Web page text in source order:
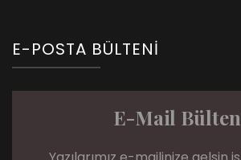
E-POSTA BÜLTENI
E-Mail